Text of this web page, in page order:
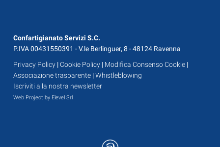
Confartigianato Servizi S.C.
P.IVA 00431550391 - V.le Berlinguer, 8 - 48124 Ravenna
Privacy Policy |Cookie Policy | Modifica Consenso Cookie |
Associazione trasparente |Whistleblowing
Iscriviti alla nostra newsletter
Web Project by Elevel Srl